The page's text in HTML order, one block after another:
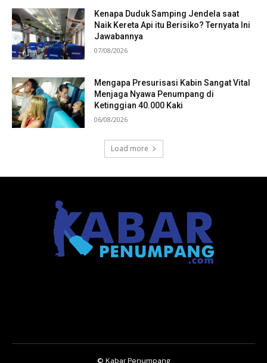
Kenapa Duduk Samping Jendela saat
Naik Kereta Api itu Berisiko? Ternyata Ini
Jawabannya
07/08/2026
Mengapa Presurisasi Kabin Sangat Vital
Menjaga Nyawa Penumpang di
Ketinggian 40.000 Kaki
06/08/2026
Load more
© Kabar Penumpang